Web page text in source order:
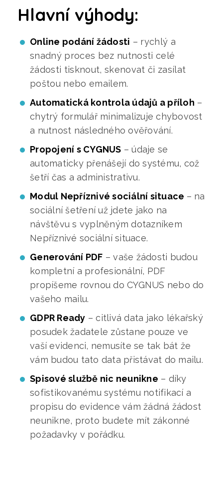
Hlavní výhody:
Online podání žádosti – rychlý a
snadný proces bez nutnosti celé
žádosti tisknout, skenovat či zasílat
poštou nebo emailem.
Automatická kontrola údajů a příloh –
chytrý formulář minimalizuje chybovost
a nutnost následného ověřování.
Propojení s CYGNUS – údaje se
automaticky přenášejí do systému, což
šetří čas a administrativu.
Modul Nepříznivé sociální situace – na
sociální šetření už jdete jako na
návštěvu s vyplněným dotazníkem
Nepříznivé sociální situace.
Generování PDF – vaše žádosti budou
kompletní a profesionální, PDF
propíšeme rovnou do CYGNUS nebo do
vašeho mailu.
GDPR Ready – citlivá data jako lékařský
posudek žadatele zůstane pouze ve
vaší evidenci, nemusíte se tak bát že
vám budou tato data přistávat do mailu.
Spisové službě nic neunikne – díky
sofistikovanému systému notifikací a
propisu do evidence vám žádná žádost
neunikne, proto budete mít zákonné
požadavky v pořádku.